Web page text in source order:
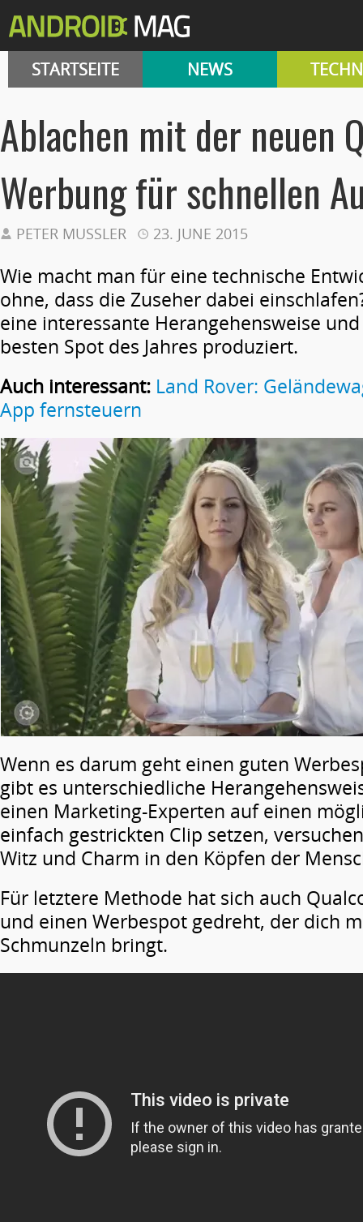
STARTSEITE NEWS
Ablachen mit der neuen
Werbung für schnellen
PETER MUSSLER 23. JUNE 2015
Wie macht man für eine technische
ohne, dass die Zuseher dabei
eine interessante Herangehensweise
besten Spot des Jahres produziert.
Auch interessant: Land Rover:
App fernsteuern
Wenn es darum geht einen guten
gibt es unterschiedliche
einen Marketing-Experten auf einen
einfach gestrickten Clip setzen,
Witz und Charm in den Köpfen der
Für letztere Methode hat sich auch
und einen Werbespot gedreht, der dich
Schmunzeln bringt.